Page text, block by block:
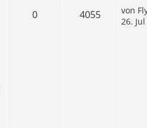
0 4055 von
26.